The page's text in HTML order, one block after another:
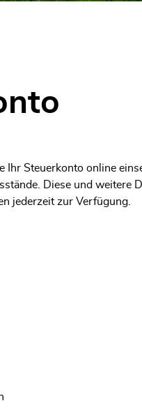
Ihr Steuerkonto online
Diese und weitere
jederzeit zur Verfügung.